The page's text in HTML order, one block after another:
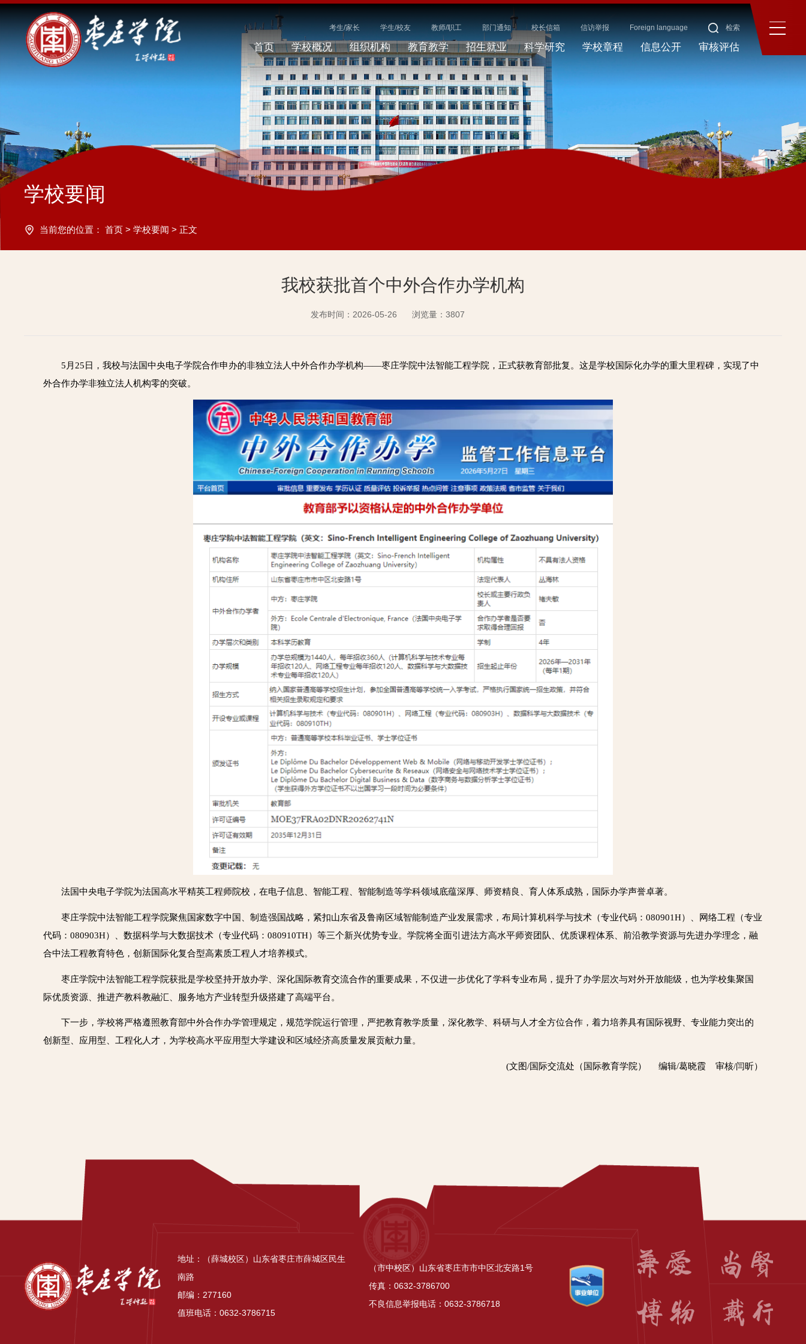
考生/家长 学生/校友 教师/职工 部门通知 校长信箱 信访举报 Foreign language 检索
首页 学校概况 组织机构 教育教学 招生就业 科学研究 学校章程 信息公开 审核评估
学校要闻
当前您的位置： 首页> 学校要闻 > 正文
我校获批首个中外合作办学机构
发布时间：2026-05-26 浏览量：3807
5月25日，我校与法国中央电子学院合作申办的非独立法人中外合作办学机构——枣庄学院中法智能工程学院，正式获教育部批复。这是学校国际化办学的重大里程碑，实现了中
外合作办学非独立法人机构零的突破。
法国中央电子学院为法国高水平精英工程师院校，在电子信息、智能工程、智能制造等学科领域底蕴深厚、师资精良、育人体系成熟，国际办学声誉卓著。
枣庄学院中法智能工程学院聚焦国家数字中国、制造强国战略，紧扣山东省及鲁南区域智能制造产业发展需求，布局计算机科学与技术（专业代码：080901H）、网络工程（专业
代码：080903H）、数据科学与大数据技术（专业代码：080910TH）等三个新兴优势专业。学院将全面引进法方高水平师资团队、优质课程体系、前沿教学资源与先进办学理念，融
合中法工程教育特色，创新国际化复合型高素质工程人才培养模式。
枣庄学院中法智能工程学院获批是学校坚持开放办学、深化国际教育交流合作的重要成果，不仅进一步优化了学科专业布局，提升了办学层次与对外开放能级，也为学校集聚国
际优质资源、推进产教科教融汇、服务地方产业转型升级搭建了高端平台。
下一步，学校将严格遵照教育部中外合作办学管理规定，规范学院运行管理，严把教育教学质量，深化教学、科研与人才全方位合作，着力培养具有国际视野、专业能力突出的
创新型、应用型、工程化人才，为学校高水平应用型大学建设和区域经济高质量发展贡献力量。
(文图/国际交流处（国际教育学院） 编辑/葛晓霞 审核/闫昕）
地址：（薛城校区）山东省枣庄市薛城区民生
南路
邮编：277160
值班电话：0632-3786715
（市中校区）山东省枣庄市市中区北安路1号
传真：0632-3786700
不良信息举报电话：0632-3786718